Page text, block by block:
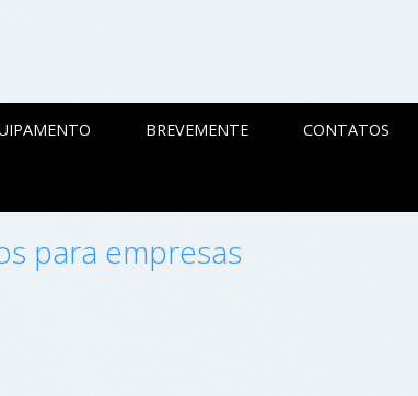
BREVEMENTE CONTATOS
para empresas